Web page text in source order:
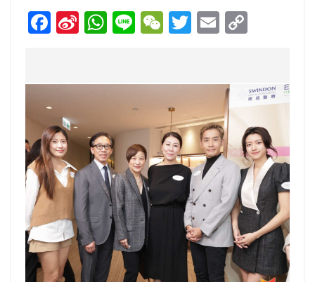
F
e
b
o
o
k
Si
W
b
o
W
s
p
p
Li W
h
at
T
er
E
l y
Li
n
k